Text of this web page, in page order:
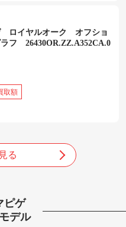
ロイヤルオーク オフショ
フ 26430OR.ZZ.A352CA.0
取額
る
ピゲ
デル